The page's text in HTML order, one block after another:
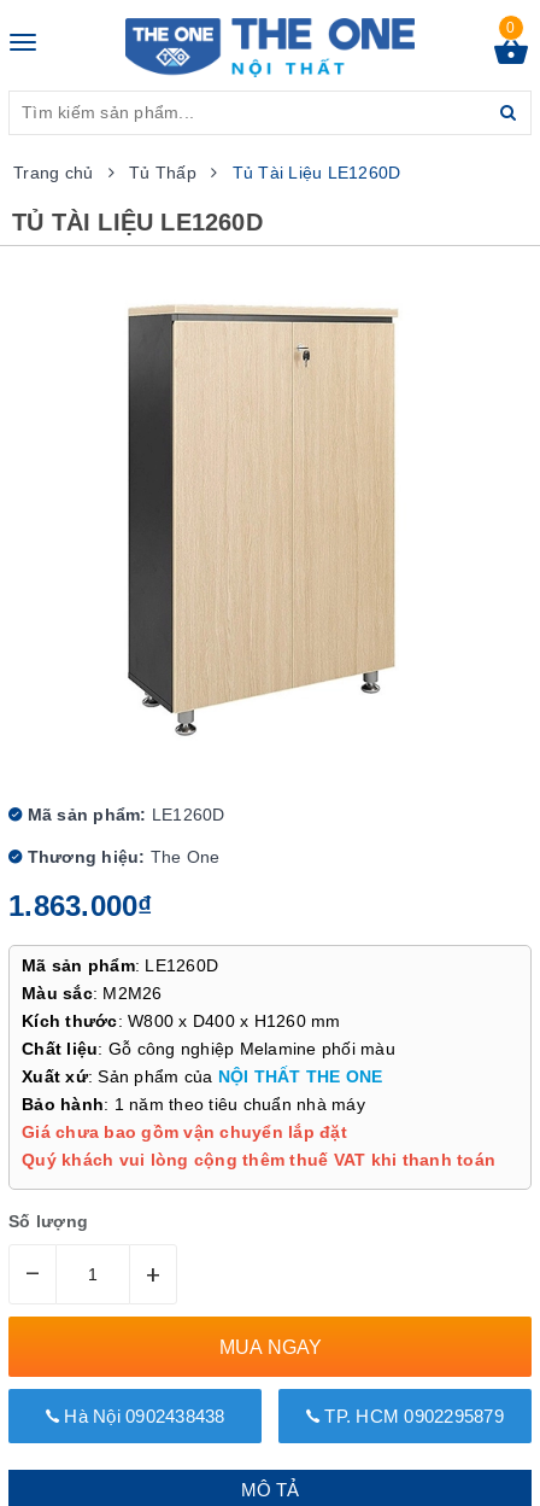
Toggle
0
Trang chủ Tủ Thấp Tủ Tài Liệu LE1260D
TỦ TÀI LIỆU LE1260D
Mã sản phẩm: LE1260D
Thương hiệu: The One
1.863.000₫
Mã sản phẩm: LE1260D
Màu sắc: M2M26
Kích thước: W800 x D400 x H1260 mm
Chất liệu: Gỗ công nghiệp Melamine phối màu
Xuất xứ: Sản phẩm của NỘI THẤT THE ONE
Bảo hành: 1 năm theo tiêu chuẩn nhà máy
Giá chưa bao gồm vận chuyển lắp đặt
Quý khách vui lòng cộng thêm thuế VAT khi thanh toán
Số lượng
– +
MUA NGAY
Hà Nội 0902438438 TP. HCM 0902295879
MÔ TẢ